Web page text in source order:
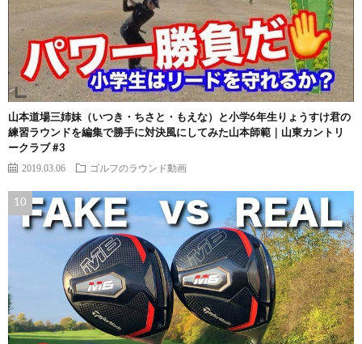
山本道場三姉妹（いつき・ちさと・もえな）と小学6年生りょうすけ君の
練習ラウンドを編集で勝手に対決風にしてみた山本師範｜山東カントリ
ークラブ #3
2019.03.06 ゴルフのラウンド動画